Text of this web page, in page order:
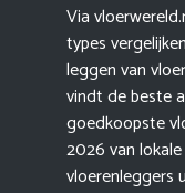
Via
types
leggen van
vindt de beste
goedkoopste
2026 van
vloerenleggers